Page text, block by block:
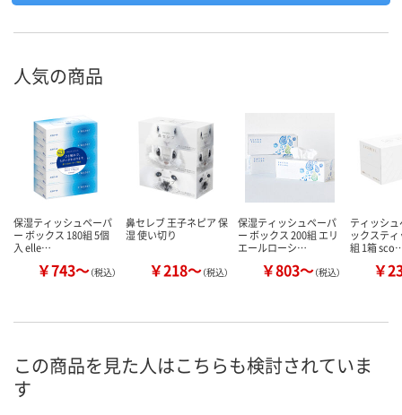
人気の商品
保湿ティッシュペーパ
ー ボックス 180組 5個
入 elle…
￥743～（税込）
鼻セレブ 王子ネピア 保
湿 使い切り
￥218～（税込）
保湿ティッシュペーパ
ー ボックス 200組 エリ
エールローシ…
￥803～（税込）
ティッシ
ックステ
組 1箱
￥
この商品を見た人はこちらも検討されていま
す